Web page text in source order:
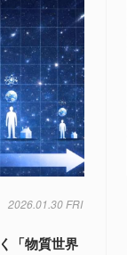
2026.01.30 FRI
「物質世界